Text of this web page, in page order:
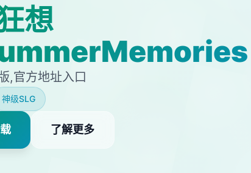
想
,官方地址入口
神级SLG
了解更多